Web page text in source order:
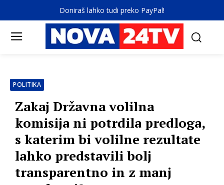
Doniraš lahko tudi preko PayPal!
POLITIKA
Zakaj Državna volilna
komisija ni potrdila predloga,
s katerim bi volilne rezultate
lahko predstavili bolj
transparentno in z manj